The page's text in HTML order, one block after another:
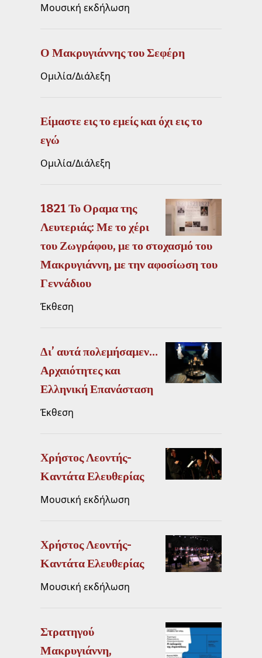
Μουσική εκδήλωση
Ο Μακρυγιάννης του Σεφέρη
Ομιλία/Διάλεξη
Είμαστε εις το εμείς και όχι εις το
εγώ
Ομιλία/Διάλεξη
1821 Το Οραμα της
Λευτεριάς: Με το χέρι
του Ζωγράφου, με το στοχασμό του
Μακρυγιάννη, με την αφοσίωση του
Γεννάδιου
Έκθεση
Δι’ αυτά πολεμήσαμεν…
Αρχαιότητες και
Ελληνική Επανάσταση
Έκθεση
Χρήστος Λεοντής-
Καντάτα Ελευθερίας
Μουσική εκδήλωση
Χρήστος Λεοντής-
Καντάτα Ελευθερίας
Μουσική εκδήλωση
Στρατηγού
Μακρυγιάννη,